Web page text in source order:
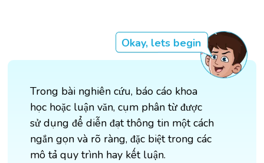
Okay, lets begin
Trong bài nghiên cứu, báo cáo khoa
học hoặc luận văn, cụm phân từ được
sử dụng để diễn đạt thông tin một cách
ngắn gọn và rõ ràng, đặc biệt trong các
mô tả quy trình hay kết luận.